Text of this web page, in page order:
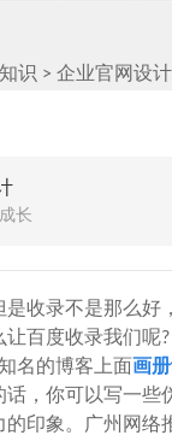
识 >企业官网设计
长
是收录不是那么
百度收录我们呢?
的博客上面画
，你可以写一些
印象。广州网